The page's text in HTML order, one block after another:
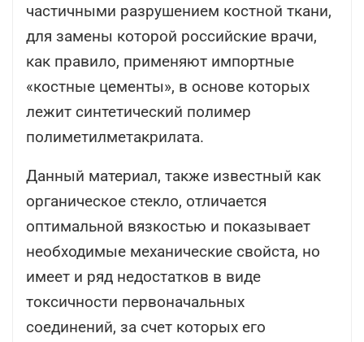
частичными разрушением костной ткани,
для замены которой российские врачи,
как правило, применяют импортные
«костные цементы», в основе которых
лежит синтетический полимер
полиметилметакрилата.
Данный материал, также известный как
органическое стекло, отличается
оптимальной вязкостью и показывает
необходимые механические свойста, но
имеет и ряд недостатков в виде
токсичности первоначальных
соединений, за счет которых его